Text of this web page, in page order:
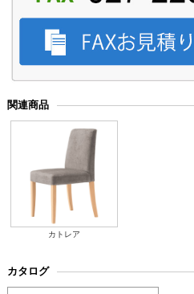
関連商品
カトレア
カタログ